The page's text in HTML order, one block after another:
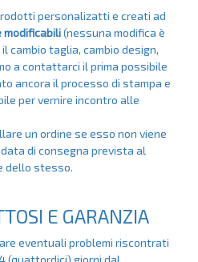
personalizatti e creati ad
modificabili(nessuna modifica è
cambio taglia, cambio design,
a contattarci il prima possibile
ancora il processo di stampa e
per vernire incontro alle
un ordine se esso non viene
di consegna prevista al
dello stesso.
E GARANZIA
eventuali problemi riscontrati
(quattordici) giorni dal